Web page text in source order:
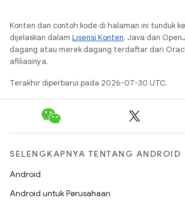
Konten dan contoh kode di halaman ini tunduk
dijelaskan dalam Lisensi Konten. Java dan
dagang atau merek dagang terdaftar dari
afiliasinya.
Terakhir diperbarui pada 2026-07-30 UTC.
SELENGKAPNYA TENTANG ANDROID
Android
Android untuk Perusahaan